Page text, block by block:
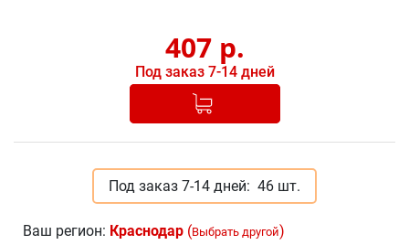
407 р.
Под заказ 7-14 дней
Добавлено в корзину
Под заказ 7-14 дней: 46 шт.
Ваш регион: Краснодар (Выбрать другой)